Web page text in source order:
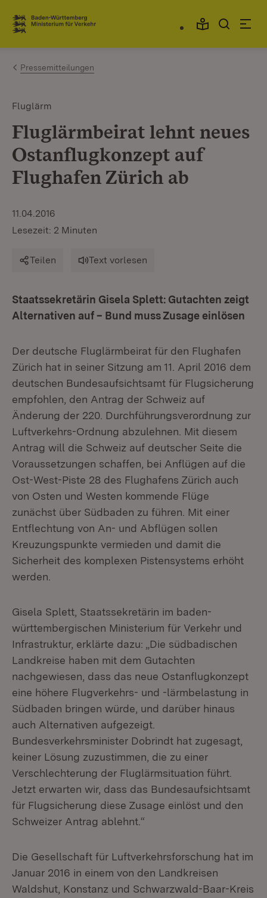
Zum Inhalt springen
Link zur Startseite
Pressemitteilungen
Fluglärm
Fluglärmbeirat lehnt neues
Ostanflugkonzept auf
Flughafen Zürich ab
11.04.2016
Lesezeit: 2 Minuten
Teilen Text vorlesen
Staatssekretärin Gisela Splett: Gutachten zeigt
Alternativen auf – Bund muss Zusage einlösen
Der deutsche Fluglärmbeirat für den Flughafen
Zürich hat in seiner Sitzung am 11. April 2016 dem
deutschen Bundesaufsichtsamt für Flugsicherung
empfohlen, den Antrag der Schweiz auf
Änderung der 220. Durchführungsverordnung zur
Luftverkehrs-Ordnung abzulehnen. Mit diesem
Antrag will die Schweiz auf deutscher Seite die
Voraussetzungen schaffen, bei Anflügen auf die
Ost-West-Piste 28 des Flughafens Zürich auch
von Osten und Westen kommende Flüge
zunächst über Südbaden zu führen. Mit einer
Entflechtung von An- und Abflügen sollen
Kreuzungspunkte vermieden und damit die
Sicherheit des komplexen Pistensystems erhöht
werden.
Gisela Splett, Staatssekretärin im baden-
württembergischen Ministerium für Verkehr und
Infrastruktur, erklärte dazu: „Die südbadischen
Landkreise haben mit dem Gutachten
nachgewiesen, dass das neue Ostanflugkonzept
eine höhere Flugverkehrs- und -lärmbelastung in
Südbaden bringen würde, und darüber hinaus
auch Alternativen aufgezeigt.
Bundesverkehrsminister Dobrindt hat zugesagt,
keiner Lösung zuzustimmen, die zu einer
Verschlechterung der Fluglärmsituation führt.
Jetzt erwarten wir, dass das Bundesaufsichtsamt
für Flugsicherung diese Zusage einlöst und den
Schweizer Antrag ablehnt.“
Die Gesellschaft für Luftverkehrsforschung hat im
Januar 2016 in einem von den Landkreisen
Waldshut, Konstanz und Schwarzwald-Baar-Kreis